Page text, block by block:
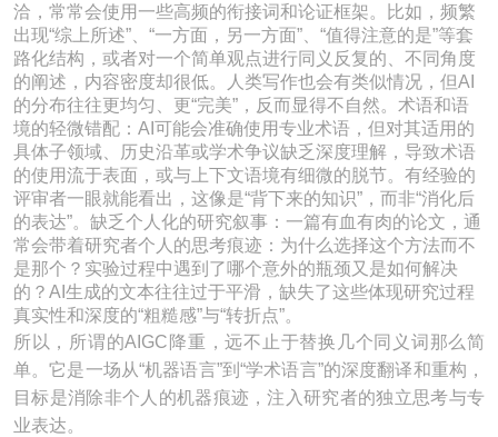
洽，常常会使用一些高频的衔接词和论证框架。比如，频繁
出现“综上所述”、“一方面，另一方面”、“值得注意的是”等套
路化结构，或者对一个简单观点进行同义反复的、不同角度
的阐述，内容密度却很低。人类写作也会有类似情况，但AI
的分布往往更均匀、更“完美”，反而显得不自然。术语和语
境的轻微错配：AI可能会准确使用专业术语，但对其适用的
具体子领域、历史沿革或学术争议缺乏深度理解，导致术语
的使用流于表面，或与上下文语境有细微的脱节。有经验的
评审者一眼就能看出，这像是“背下来的知识”，而非“消化后
的表达”。缺乏个人化的研究叙事：一篇有血有肉的论文，通
常会带着研究者个人的思考痕迹：为什么选择这个方法而不
是那个？实验过程中遇到了哪个意外的瓶颈又是如何解决
的？AI生成的文本往往过于平滑，缺失了这些体现研究过程
真实性和深度的“粗糙感”与“转折点”。
所以，所谓的AIGC降重，远不止于替换几个同义词那么简
单。它是一场从“机器语言”到“学术语言”的深度翻译和重构，
目标是消除非个人的机器痕迹，注入研究者的独立思考与专
业表达。